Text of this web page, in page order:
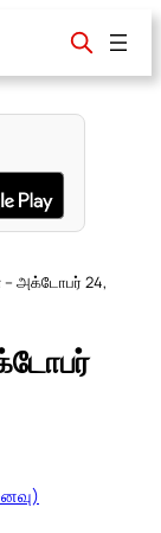
– அக்டோபர் 24,